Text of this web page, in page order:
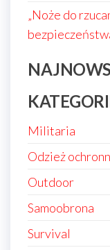
„Noże do
Militaria
Odzież
Outdoor
Samoobrona
Survival